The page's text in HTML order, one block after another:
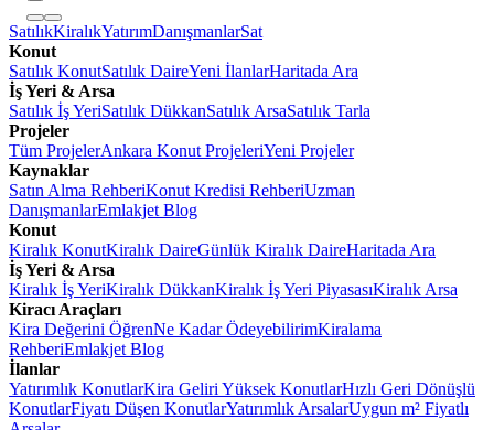
SatılıkKiralıkYatırımDanışmanlarSat
Konut
Satılık KonutSatılık DaireYeni İlanlarHaritada Ara
İş Yeri & Arsa
Satılık İş YeriSatılık DükkanSatılık ArsaSatılık Tarla
Projeler
Tüm ProjelerAnkara Konut ProjeleriYeni Projeler
Kaynaklar
Satın Alma RehberiKonut Kredisi RehberiUzman
DanışmanlarEmlakjet Blog
Konut
Kiralık KonutKiralık DaireGünlük Kiralık DaireHaritada Ara
İş Yeri & Arsa
Kiralık İş YeriKiralık DükkanKiralık İş Yeri PiyasasıKiralık Arsa
Kiracı Araçları
Kira Değerini ÖğrenNe Kadar ÖdeyebilirimKiralama
RehberiEmlakjet Blog
İlanlar
Yatırımlık KonutlarKira Geliri Yüksek KonutlarHızlı Geri Dönüşlü
KonutlarFiyatı Düşen KonutlarYatırımlık ArsalarUygun m² Fiyatlı